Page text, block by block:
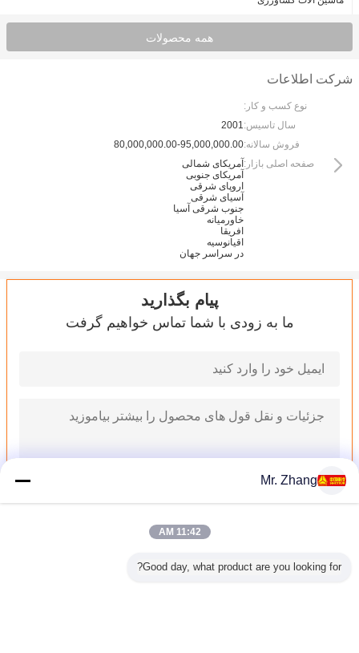
همه محصولات
شرکت اطلاعات
نوع کسب و کار:
سال تاسیس:2001
فروش سالانه:80,000,000.00-95,000,000.00
صفحه اصلی بازار: آمریکای شمالی
آمریکای جنوبی
اروپای شرقی
آسیای شرقی
جنوب شرقی آسیا
خاورمیانه
افریقا
اقیانوسیه
در سراسر جهان
پیام بگذارید
ما به زودی با شما تماس خواهیم گرفت
رانندگی چپ دست HOWO معدن کامیون کمپرسی با ZF8098 دنده ی چرخ دنده ZZ5707V3840CJ
Mr. Zhang
11:42 AM
Good day, what product are you looking for?